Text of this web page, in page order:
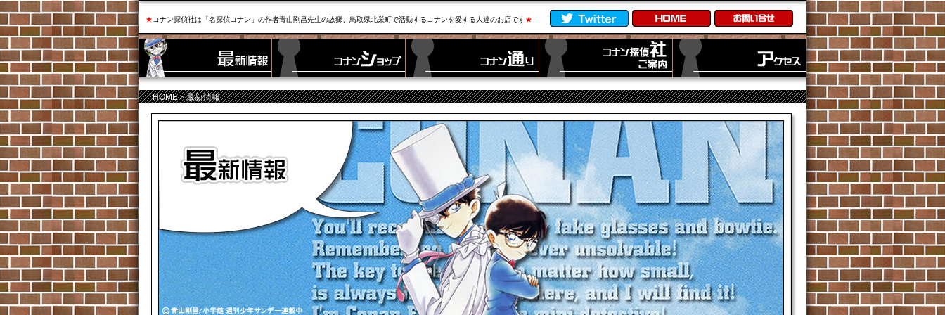
★コナン探偵社は「名探偵コナン」の作者青山剛昌先生の故郷、鳥取県北栄町で活動するコナンを愛する人達のお店です★
HOME＞最新情報